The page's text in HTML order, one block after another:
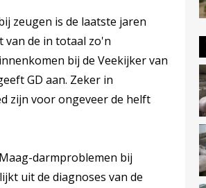
zeugen is de laatste jaren
van de in totaal zo'n
bij de Veekijker van
GD aan. Zeker in
zijn voor ongeveer de helft
darmproblemen bij
uit de diagnoses van de